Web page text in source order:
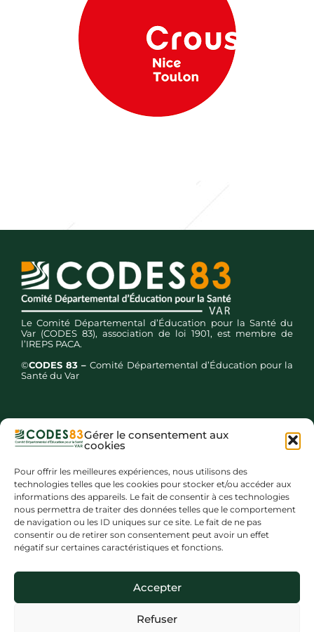
Gérer le consentement aux
cookies
Pour offrir les meilleures expériences, nous utilisons des
technologies telles que les cookies pour stocker et/ou accéder aux
informations des appareils. Le fait de consentir à ces technologies
nous permettra de traiter des données telles que le comportement
de navigation ou les ID uniques sur ce site. Le fait de ne pas
consentir ou de retirer son consentement peut avoir un effet
négatif sur certaines caractéristiques et fonctions.
Accepter
Refuser
Le Comité Départemental d’Éducation pour la Santé du
Var (CODES 83), association de loi 1901, est membre de
l’IREPS PACA.
©CODES 83 –Comité Départemental d’Éducation pour la
Santé du Var
Inscription newsletters
Mentions légales
Politique de gestion des données personnelles